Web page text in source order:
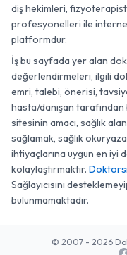
diş hekimleri,
profesyonelleri ile internet
platformdur.
İş bu sayfada yer alan
değerlendirmeleri, ilgili
emri, talebi, önerisi,
hasta/danışan tarafından
sitesinin amacı, sağlık
sağlamak, sağlık
ihtiyaçlarına uygun en iyi
kolaylaştırmaktır.
Sağlayıcısını
bulunmamaktadır.
© 2007 - 2026